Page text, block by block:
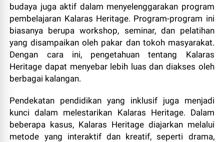
budaya juga aktif dalam menyelenggarakan program
pembelajaran Kalaras Heritage. Program-program ini
biasanya berupa workshop, seminar, dan pelatihan
yang disampaikan oleh pakar dan tokoh masyarakat.
Dengan cara ini, pengetahuan tentang Kalaras
Heritage dapat menyebar lebih luas dan diakses oleh
berbagai kalangan.
Pendekatan pendidikan yang inklusif juga menjadi
kunci dalam melestarikan Kalaras Heritage. Dalam
beberapa kasus, Kalaras Heritage diajarkan melalui
metode yang interaktif dan kreatif, seperti drama,